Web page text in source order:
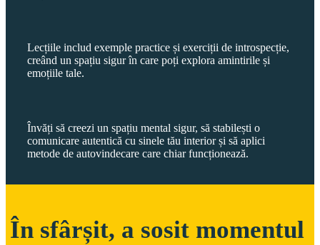
Lecțiile includ exemple practice și exerciții de introspecție,
creând un spațiu sigur în care poți explora amintirile și
emoțiile tale.
Învăți să creezi un spațiu mental sigur, să stabilești o
comunicare autentică cu sinele tău interior și să aplici
metode de autovindecare care chiar funcționează.
În sfârșit, a sosit momentul